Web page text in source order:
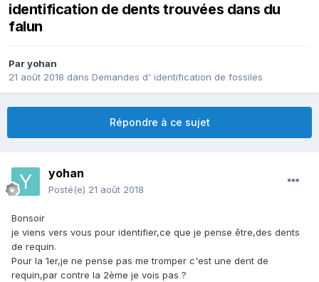
identification de dents trouvées dans du
falun
Paryohan
21 août 2018 dans Demandes d' identification de fossiles
Répondre à ce sujet
yohan
Posté(e) 21 août 2018
Bonsoir
je viens vers vous pour identifier,ce que je pense être,des dents
de requin.
Pour la 1er,je ne pense pas me tromper c'est une dent de
requin,par contre la 2ème je vois pas ?